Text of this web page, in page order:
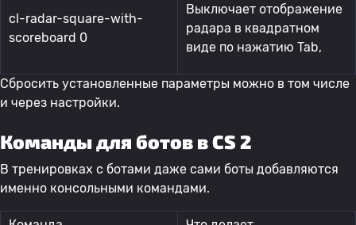
cl-radar-square-with-
scoreboard 0
Выключает отображение
радара в квадратном
виде по нажатию Tab,
Сбросить установленные параметры можно в том числе
и через настройки.
Команды для ботов в CS 2
В тренировках с ботами даже сами боты добавляются
именно консольными командами.